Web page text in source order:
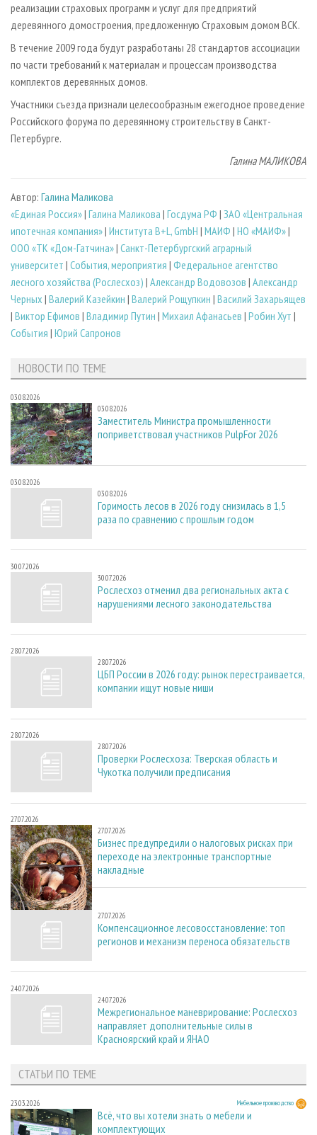
реализации страховых программ и услуг для предприятий
деревянного домостроения, предложенную Страховым домом ВСК.
В течение 2009 года будут разработаны 28 стандартов ассоциации
по части требований к материалам и процессам производства
комплектов деревянных домов.
Участники съезда признали целесообразным ежегодное проведение
Российского форума по деревянному строительству в Санкт-
Петербурге.
Галина МАЛИКОВА
Автор: Галина Маликова
«Единая Россия»| Галина Маликова | Госдума РФ | ЗАО «Центральная
ипотечная компания»| Института B+L, GmbH | МАИФ | НО «МАИФ»|
ООО «ТК «Дом-Гатчина»| Санкт-Петербургский аграрный
университет | События, мероприятия | Федеральное агентство
лесного хозяйства (Рослесхоз) | Александр Водовозов | Александр
Черных | Валерий Казейкин | Валерий Рощупкин | Василий Захарьящев
| Виктор Ефимов | Владимир Путин | Михаил Афанасьев | Робин Хут |
События | Юрий Сапронов
НОВОСТИ ПО ТЕМЕ
03.08.2026
03.08.2026
Заместитель Министра промышленности
поприветствовал участников PulpFor 2026
03.08.2026
03.08.2026
Горимость лесов в 2026 году снизилась в 1,5
раза по сравнению с прошлым годом
30.07.2026
30.07.2026
Рослесхоз отменил два региональных акта с
нарушениями лесного законодательства
28.07.2026
28.07.2026
ЦБП России в 2026 году: рынок перестраивается,
компании ищут новые ниши
28.07.2026
28.07.2026
Проверки Рослесхоза: Тверская область и
Чукотка получили предписания
27.07.2026
27.07.2026
Бизнес предупредили о налоговых рисках при
переходе на электронные транспортные
накладные
27.07.2026
27.07.2026
Компенсационное лесовосстановление: топ
регионов и механизм переноса обязательств
24.07.2026
24.07.2026
Межрегиональное маневрирование: Рослесхоз
направляет дополнительные силы в
Красноярский край и ЯНАО
СТАТЬИ ПО ТЕМЕ
23.03.2026 Мебельное производство
Всё, что вы хотели знать о мебели и
комплектующих